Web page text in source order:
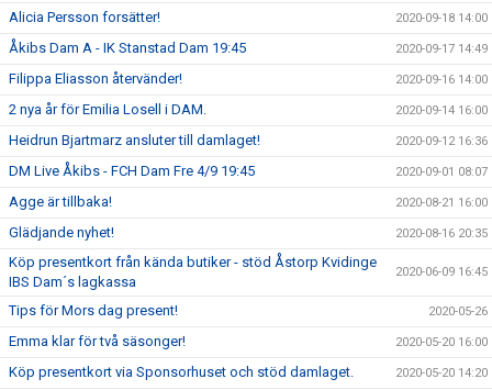
Alicia Persson forsätter! 2020-09-18 14:00
Åkibs Dam A - IK Stanstad Dam 19:45 2020-09-17 14:49
Filippa Eliasson återvänder! 2020-09-16 14:00
2 nya år för Emilia Losell i DAM. 2020-09-14 16:00
Heidrun Bjartmarz ansluter till damlaget! 2020-09-12 16:36
DM Live Åkibs - FCH Dam Fre 4/9 19:45 2020-09-01 08:07
Agge är tillbaka! 2020-08-21 16:00
Glädjande nyhet! 2020-08-16 20:35
Köp presentkort från kända butiker - stöd Åstorp Kvidinge
IBS Dam´s lagkassa
2020-06-09 16:45
Tips för Mors dag present! 2020-05-26
Emma klar för två säsonger! 2020-05-20 16:00
Köp presentkort via Sponsorhuset och stöd damlaget. 2020-05-20 14:20